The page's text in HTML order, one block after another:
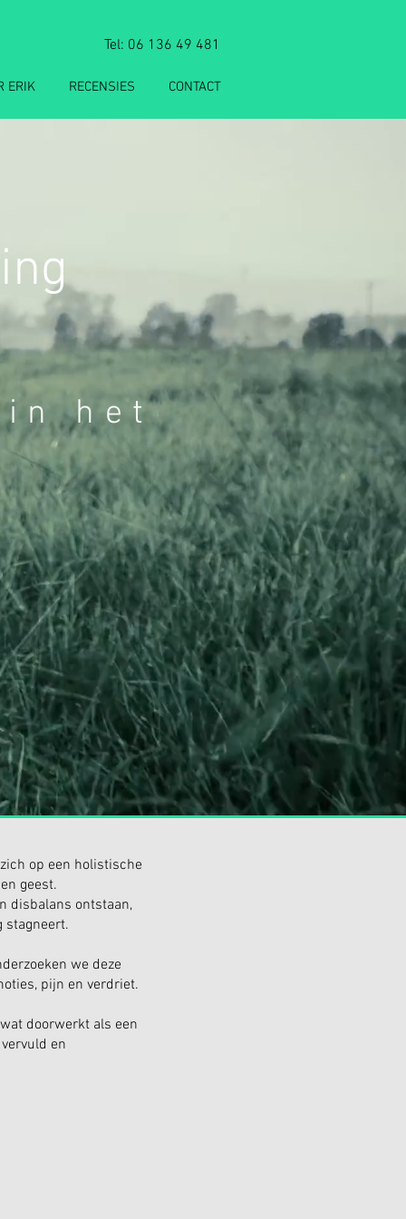
Tel: 06 136 49 481
ERIK RECENSIES CONTACT
in het
op een holistische
geest.
disbalans ontstaan,
stagneert.
we deze
pijn en verdriet.
doorwerkt als een
en